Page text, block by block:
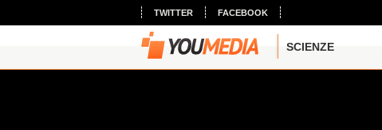
TWITTER FACEBOOK
SCIENZE